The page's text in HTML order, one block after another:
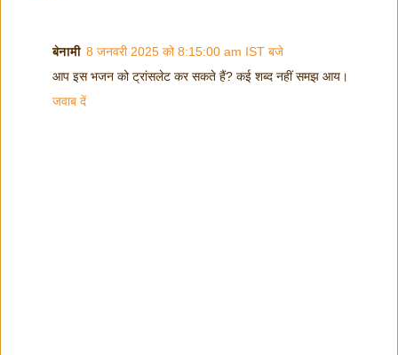
बेनामी 8 जनवरी 2025 को 8:15:00 am IST बजे
आप इस भजन को ट्रांसलेट कर सकते हैं? कई शब्द नहीं समझ आय।
जवाब दें